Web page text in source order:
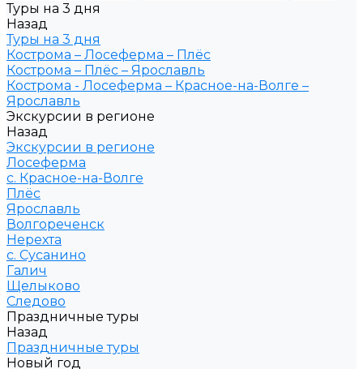
Туры на 3 дня
Назад
Туры на 3 дня
Кострома – Лосеферма – Плёс
Кострома – Плёс – Ярославль
Кострома - Лосеферма – Красное-на-Волге –
Ярославль
Экскурсии в регионе
Назад
Экскурсии в регионе
Лосеферма
с. Красное-на-Волге
Плёс
Ярославль
Волгореченск
Нерехта
с. Сусанино
Галич
Щелыково
Следово
Праздничные туры
Назад
Праздничные туры
Новый год